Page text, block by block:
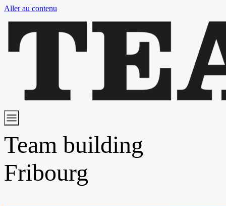
Aller au contenu
Team building
Fribourg